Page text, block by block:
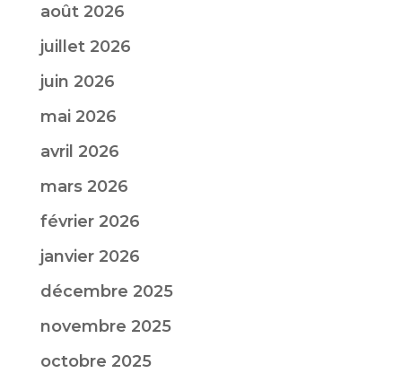
août 2026
juillet 2026
juin 2026
mai 2026
avril 2026
mars 2026
février 2026
janvier 2026
décembre 2025
novembre 2025
octobre 2025